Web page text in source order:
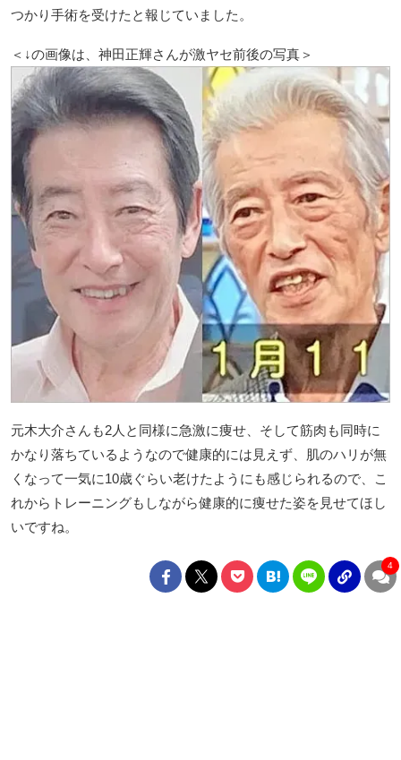
つかり手術を受けたと報じていました。
＜↓の画像は、神田正輝さんが激ヤセ前後の写真＞
元木大介さんも2人と同様に急激に痩せ、そして筋肉も同時に
かなり落ちているようなので健康的には見えず、肌のハリが無
くなって一気に10歳ぐらい老けたようにも感じられるので、こ
れからトレーニングもしながら健康的に痩せた姿を見せてほし
いですね。
4